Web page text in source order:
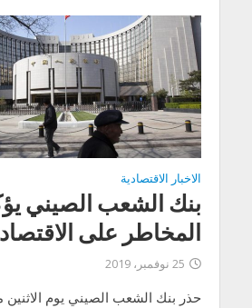
الاخبار الاقتصادية
بنك الشعب الصيني
المخاطر على
25 نوفمبر، 2019
حذر بنك الشعب الصيني يوم الاثنين